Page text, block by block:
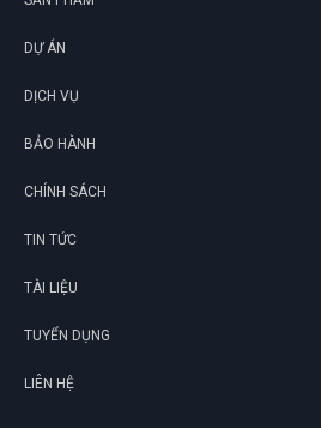
DỰ ÁN
DỊCH VỤ
BẢO HÀNH
CHÍNH SÁCH
TIN TỨC
TÀI LIỆU
TUYỂN DỤNG
LIÊN HỆ